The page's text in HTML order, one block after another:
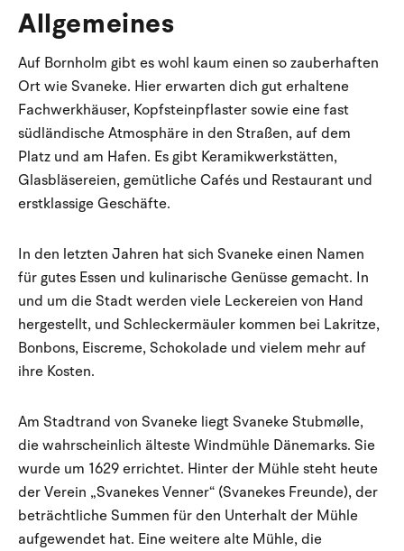
Allgemeines
Auf Bornholm gibt es wohl kaum einen so zauberhaften
Ort wie Svaneke. Hier erwarten dich gut erhaltene
Fachwerkhäuser, Kopfsteinpflaster sowie eine fast
südländische Atmosphäre in den Straßen, auf dem
Platz und am Hafen. Es gibt Keramikwerkstätten,
Glasbläsereien, gemütliche Cafés und Restaurant und
erstklassige Geschäfte.
In den letzten Jahren hat sich Svaneke einen Namen
für gutes Essen und kulinarische Genüsse gemacht. In
und um die Stadt werden viele Leckereien von Hand
hergestellt, und Schleckermäuler kommen bei Lakritze,
Bonbons, Eiscreme, Schokolade und vielem mehr auf
ihre Kosten.
Am Stadtrand von Svaneke liegt Svaneke Stubmølle,
die wahrscheinlich älteste Windmühle Dänemarks. Sie
wurde um 1629 errichtet. Hinter der Mühle steht heute
der Verein „Svanekes Venner“ (Svanekes Freunde), der
beträchtliche Summen für den Unterhalt der Mühle
aufgewendet hat. Eine weitere alte Mühle, die